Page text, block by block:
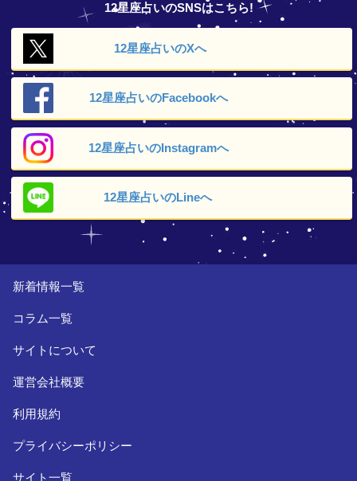
12星座占いのSNSはこちら!
12星座占いのXへ
12星座占いのFacebookへ
12星座占いのInstagramへ
12星座占いのLineへ
新着情報一覧
コラム一覧
サイトについて
運営会社概要
利用規約
プライバシーポリシー
サイト一覧